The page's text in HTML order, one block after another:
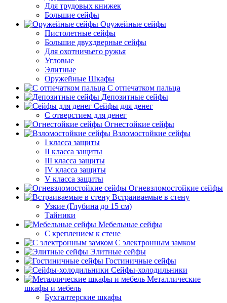
Для трудовых книжек
Большие сейфы
Оружейные сейфы
Пистолетные сейфы
Большие двухдверные сейфы
Для охотничьего ружья
Угловые
Элитные
Оружейные Шкафы
С отпечатком пальца
Депозитные сейфы
Сейфы для денег
С отверстием для денег
Огнестойкие сейфы
Взломостойкие сейфы
I класса защиты
II класса защиты
III класса защиты
IV класса защиты
V класса защиты
Огневзломостойкие сейфы
Встраиваемые в стену
Узкие (Глубина до 15 см)
Тайники
Мебельные сейфы
С креплением к стене
С электронным замком
Элитные сейфы
Гостиничные сейфы
Сейфы-холодильники
Металлические
шкафы и мебель
Бухгалтерские шкафы